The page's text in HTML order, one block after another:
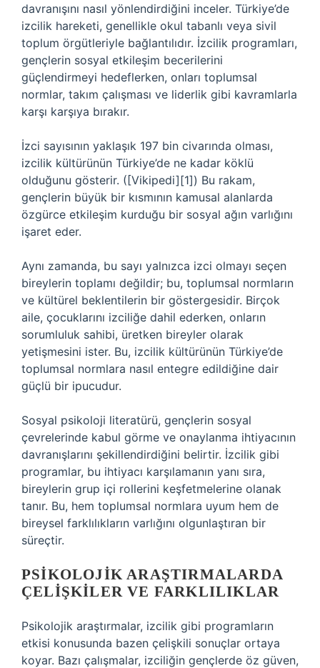
davranışını nasıl yönlendirdiğini inceler. Türkiye’de
izcilik hareketi, genellikle okul tabanlı veya sivil
toplum örgütleriyle bağlantılıdır. İzcilik programları,
gençlerin sosyal etkileşim becerilerini
güçlendirmeyi hedeflerken, onları toplumsal
normlar, takım çalışması ve liderlik gibi kavramlarla
karşı karşıya bırakır.
İzci sayısının yaklaşık 197 bin civarında olması,
izcilik kültürünün Türkiye’de ne kadar köklü
olduğunu gösterir. ([Vikipedi][1]) Bu rakam,
gençlerin büyük bir kısmının kamusal alanlarda
özgürce etkileşim kurduğu bir sosyal ağın varlığını
işaret eder.
Aynı zamanda, bu sayı yalnızca izci olmayı seçen
bireylerin toplamı değildir; bu, toplumsal normların
ve kültürel beklentilerin bir göstergesidir. Birçok
aile, çocuklarını izciliğe dahil ederken, onların
sorumluluk sahibi, üretken bireyler olarak
yetişmesini ister. Bu, izcilik kültürünün Türkiye’de
toplumsal normlara nasıl entegre edildiğine dair
güçlü bir ipucudur.
Sosyal psikoloji literatürü, gençlerin sosyal
çevrelerinde kabul görme ve onaylanma ihtiyacının
davranışlarını şekillendirdiğini belirtir. İzcilik gibi
programlar, bu ihtiyacı karşılamanın yanı sıra,
bireylerin grup içi rollerini keşfetmelerine olanak
tanır. Bu, hem toplumsal normlara uyum hem de
bireysel farklılıkların varlığını olgunlaştıran bir
süreçtir.
PSIKOLOJIK ARAŞTIRMALARDA
ÇELIŞKILER VE FARKLILIKLAR
Psikolojik araştırmalar, izcilik gibi programların
etkisi konusunda bazen çelişkili sonuçlar ortaya
koyar. Bazı çalışmalar, izciliğin gençlerde öz güven,